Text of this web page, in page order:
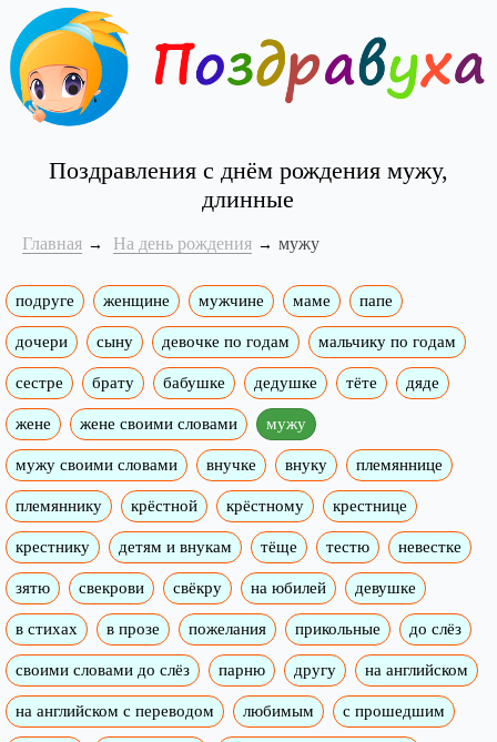
Поздравления с днём рождения мужу,
длинные
Главная На день рождения мужу
подруге женщине мужчине маме папе
дочери сыну девочке по годам мальчику по годам
сестре брату бабушке дедушке тёте дяде
жене жене своими словами мужу
мужу своими словами внучке внуку племяннице
племяннику крёстной крёстному крестнице
крестнику детям и внукам тёще тестю невестке
зятю свекрови свёкру на юбилей девушке
в стихах в прозе пожелания прикольные до слёз
своими словами до слёз парню другу на английском
на английском с переводом любимым с прошедшим